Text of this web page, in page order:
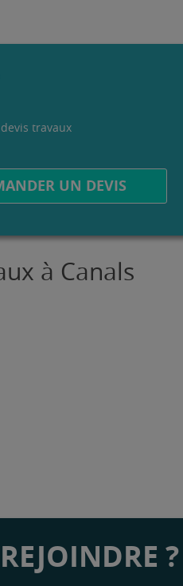
travaux
UN DEVIS
à Canals
?